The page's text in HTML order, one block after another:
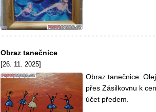
Obraz tanečnice
[26. 11. 2025]
Obraz tanečnice.
přes Zásilkovnu k
účet předem.